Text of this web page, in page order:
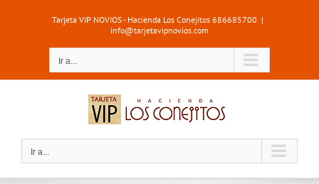
Tarjeta VIP NOVIOS - Hacienda Los Conejitos 686685700 |
info@tarjetavipnovios.com
Ir a...
Ir a...